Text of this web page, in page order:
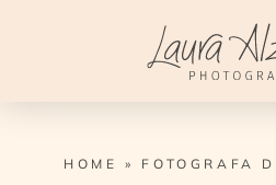
HOME » FOTOGRAFA